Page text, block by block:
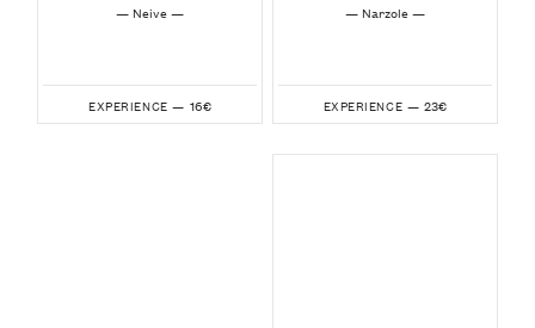
— Neive —
EXPERIENCE — 16€
— Narzole —
EXPERIENCE — 23€